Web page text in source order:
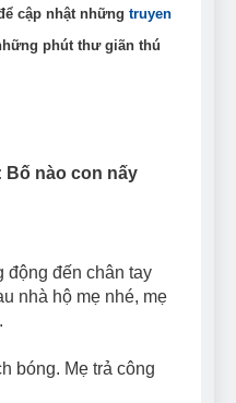
Run Long
Do I Need to
cập nhật những truyen
phút thư giãn thú
Bố nào con nấy
động đến chân tay
nhà hộ mẹ nhé, mẹ
bóng. Mẹ trả công